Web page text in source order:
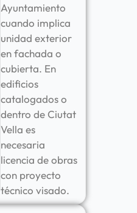
Ayuntamiento
cuando implica
unidad exterior
en fachada o
cubierta. En
edificios
catalogados o
dentro de Ciutat
Vella es
necesaria
licencia de obras
con proyecto
técnico visado.